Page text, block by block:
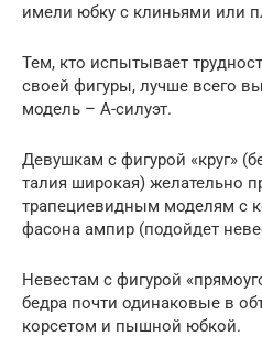
имели юбку с клиньями или
Тем, кто испытывает
своей фигуры, лучше всего
модель – А-силуэт.
Девушкам с фигурой «круг»
талия широкая) желательно
трапециевидным моделям с
фасона ампир (подойдет
Невестам с фигурой
бедра почти одинаковые в
корсетом и пышной юбкой.